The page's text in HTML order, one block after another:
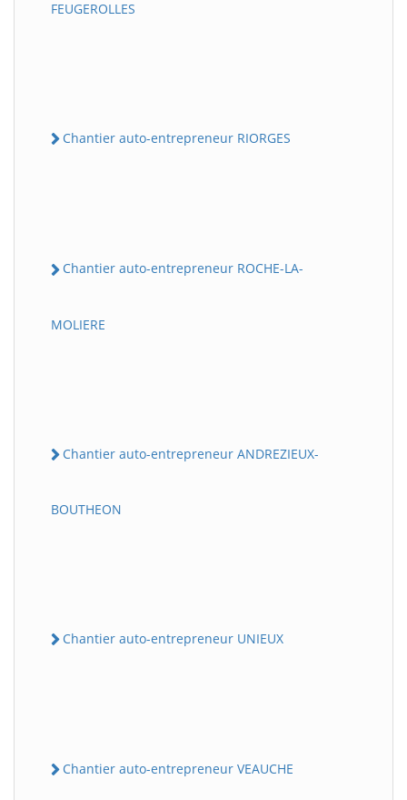
FEUGEROLLES
Chantier auto-entrepreneur RIORGES
Chantier auto-entrepreneur ROCHE-LA-
MOLIERE
Chantier auto-entrepreneur ANDREZIEUX-
BOUTHEON
Chantier auto-entrepreneur UNIEUX
Chantier auto-entrepreneur VEAUCHE